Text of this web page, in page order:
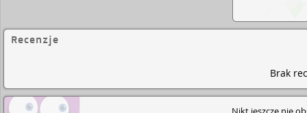
Recenzje
Brak